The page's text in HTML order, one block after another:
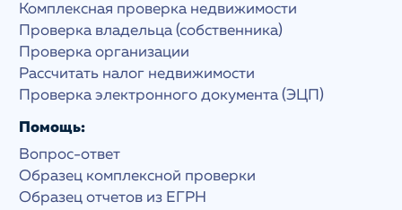
Комплексная проверка недвижимости
Проверка владельца (собственника)
Проверка организации
Рассчитать налог недвижимости
Проверка электронного документа (ЭЦП)
Помощь:
Вопрос-ответ
Образец комплексной проверки
Образец отчетов из ЕГРН